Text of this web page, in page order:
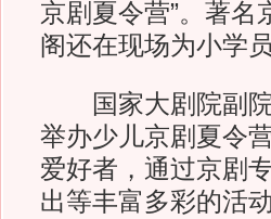
京剧夏令营”。著
阁还在现场为小学
国家大剧院副院
举办少儿京剧夏令
爱好者，通过京剧
出等丰富多彩的活